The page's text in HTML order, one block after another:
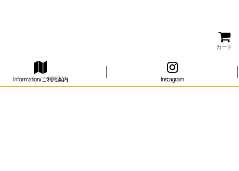
カート
Information/ご利用案内 Instagram